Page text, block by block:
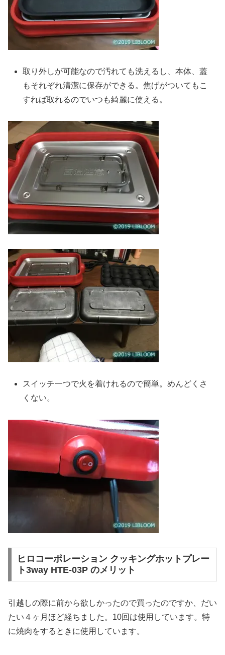
取り外しが可能なので汚れても洗えるし、本体、蓋
もそれぞれ清潔に保存ができる。焦げがついてもこ
すれば取れるのでいつも綺麗に使える。
スイッチ一つで火を着けれるので簡単。めんどくさ
くない。
ヒロコーポレーション クッキングホットプレー
ト3way HTE-03P のメリット
引越しの際に前から欲しかったので買ったのですか、だい
たい４ヶ月ほど経ちました。10回は使用しています。特
に焼肉をするときに使用しています。